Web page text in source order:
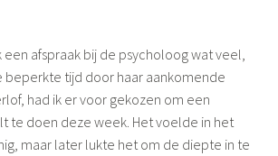
afspraak bij de psycholoog wat veel,
beperkte tijd door haar aankomende
had ik er voor gekozen om een
te doen deze week. Het voelde in het
maar later lukte het om de diepte in te